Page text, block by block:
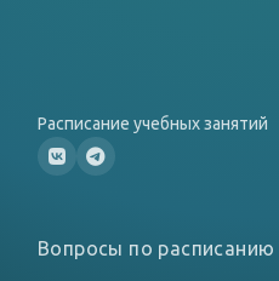
Расписание учебных занятий
Вопросы по расписанию